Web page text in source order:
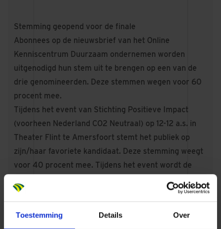
Toestemming Details Over
Stemming geopend voor de finale
Abonnees op de nieuwsbrief van het Online
Kenniscentrum Duurzaam ondernemen worden
uitgenodigd hun stem uit te brengen op een van de
drie genomineerden. Deze stemmen wegen voor 60
procent mee.
Tijdens het event van Stichting Positieve Impact
(voorheen Nederland CO2 Neutraal) op 12-12 a.s. in
Theater Flint te Amersfoort stemt het publiek op
zijn/haar favoriete kandidaat. Deze stemming weegt
voor 40 procent mee. Tijdens het event wordt de
De MVO Manager van het Jaar 2024 ontvangt uit
een bokaal en als prijzen een prachtig arrangement